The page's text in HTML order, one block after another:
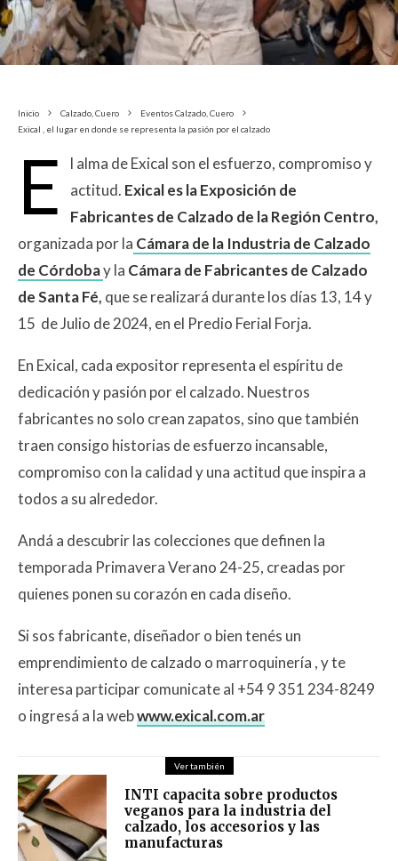
Inicio Calzado, Cuero
Eventos Calzado, Cuero
Exical , el lugar en donde se representa la pasión por el calzado
E
l alma de Exical son el esfuerzo, compromiso y
actitud. Exical es la Exposición de
Fabricantes de Calzado de la Región Centro,
organizada por la Cámara de la Industria de Calzado
de Córdobay la Cámara de Fabricantes de Calzado
de Santa Fé, que se realizará durante los días 13, 14 y
15 de Julio de 2024, en el Predio Ferial Forja.
En Exical, cada expositor representa el espíritu de
dedicación y pasión por el calzado. Nuestros
fabricantes no solo crean zapatos, sino que también
traen consigo historias de esfuerzo incansable,
compromiso con la calidad y una actitud que inspira a
todos a su alrededor.
Andá a descubrir las colecciones que definen la
temporada Primavera Verano 24-25, creadas por
quienes ponen su corazón en cada diseño.
Si sos fabricante, diseñador o bien tenés un
emprendimiento de calzado o marroquinería , y te
interesa participar comunicate al +54 9 351 234-8249
o ingresá a la webwww.exical.com.ar
Ver también
INTI capacita sobre productos
veganos para la industria del
calzado, los accesorios y las
manufacturas